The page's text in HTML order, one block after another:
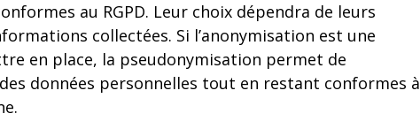
au RGPD. Leur choix dépendra de leurs
collectées. Si l’anonymisation est une
en place, la pseudonymisation permet de
données personnelles tout en restant conformes à